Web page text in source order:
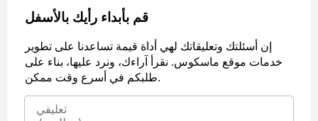
قم بأبداء رأيك بالأسفل
إن أسئلتك وتعليقاتك لهي أداة قيمة تساعدنا على تطوير
خدمات موقع ماسكوس. نقرأ آراءك، ونرد عليها، بناء على
طلبكم في أسرع وقت ممكن.